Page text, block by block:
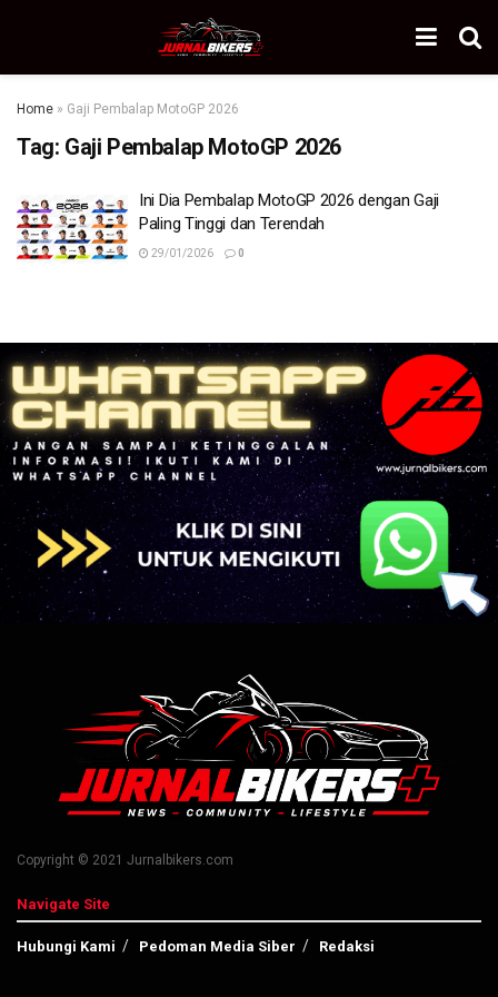
Home » Gaji Pembalap MotoGP 2026
Tag: Gaji Pembalap MotoGP 2026
Ini Dia Pembalap MotoGP 2026 dengan Gaji
Paling Tinggi dan Terendah
29/01/2026 0
Copyright © 2021 Jurnalbikers.com
Navigate Site
Hubungi Kami Pedoman Media Siber Redaksi